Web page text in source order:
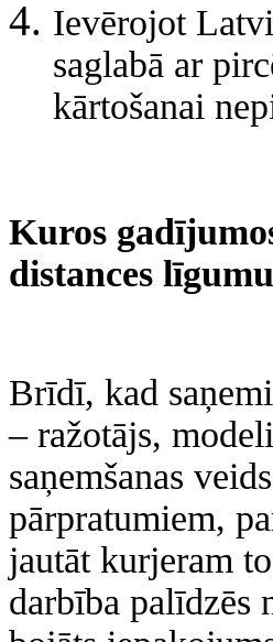
Ievērojot
saglabā ar
kārtošanai
Kuros
distances
Brīdī, kad
– ražotājs,
saņemšanas
pārpratumiem,
jautāt kurjeram
darbība palīdzēs